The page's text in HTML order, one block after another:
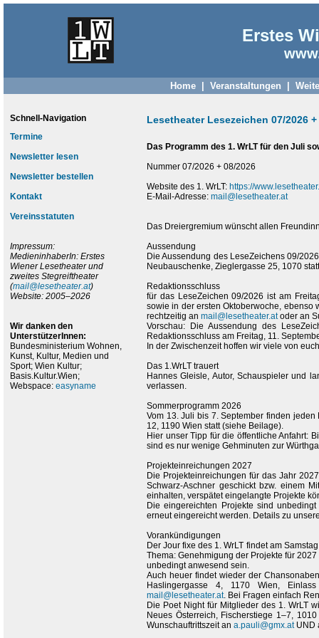
Erstes
Home| Veranstaltungen
Schnell-Navigation
Termine
Newsletter lesen
Newsletter bestellen
Kontakt
Vereinsstatuten
Impressum:
MedieninhaberIn: Erstes
Wiener Lesetheater und
zweites Stegreiftheater
(mail@lesetheater.at)
Website: 2005–2026
Wir danken den
UnterstützerInnen:
Bundesministerium Wohnen,
Kunst, Kultur, Medien und
Sport; Wien Kultur;
Basis.Kultur.Wien;
Webspace: easyname
Lesetheater Lesezeichen 07/2026 +
Das Programm des 1. WrLT für den Juli
Nummer 07/2026 + 08/2026
Website des 1. WrLT: https://
E-Mail-Adresse: mail@lesetheater.at
Das Dreiergremium wünscht allen
Aussendung
Die Aussendung des LeseZeichens 09/
Neubauschenke, Zieglergasse 25, 1070
Redaktionsschluss
für das LeseZeichen 09/2026 ist am
sowie in der ersten Oktoberwoche, ebenso
rechtzeitig an mail@lesetheater.atoder an
Vorschau: Die Aussendung des
Redaktionsschluss am Freitag, 11.
In der Zwischenzeit hoffen wir viele von
Das 1.WrLT trauert
Hannes Gleisle, Autor, Schauspieler und
verlassen.
Sommerprogramm 2026
Vom 13. Juli bis 7. September finden
12, 1190 Wien statt (siehe Beilage).
Hier unser Tipp für die öffentliche Anfahrt:
sind es nur wenige Gehminuten zur
Projekteinreichungen 2027
Die Projekteinreichungen für das Jahr
Schwarz-Aschner geschickt bzw. einem
einhalten, verspätet eingelangte Projekte
Die eingereichten Projekte sind
erneut eingereicht werden. Details zu
Vorankündigungen
Der Jour fixe des 1. WrLT findet am
Thema: Genehmigung der Projekte für
unbedingt anwesend sein.
Auch heuer findet wieder der
Haslingergasse 4, 1170 Wien,
mail@lesetheater.at. Bei Fragen einfach
Die Poet Night für Mitglieder des 1. WrLT
Neues Österreich, Fischerstiege 1–7,
Wunschauftrittszeit an a.pauli@gmx.atUND